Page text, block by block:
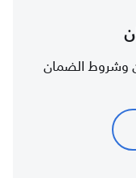
وشروط الضمان